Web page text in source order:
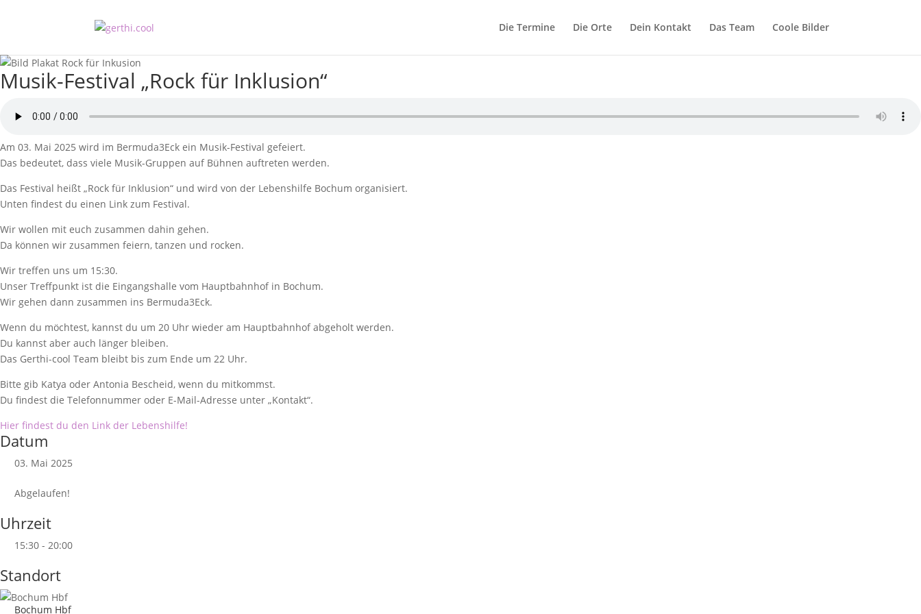
Die Termine Die Orte Dein Kontakt Das Team Coole Bilder
Musik-Festival „Rock für Inklusion“
Am 03. Mai 2025 wird im Bermuda3Eck ein Musik-Festival gefeiert.
Das bedeutet, dass viele Musik-Gruppen auf Bühnen auftreten werden.
Das Festival heißt „Rock für Inklusion“ und wird von der Lebenshilfe Bochum organisiert.
Unten findest du einen Link zum Festival.
Wir wollen mit euch zusammen dahin gehen.
Da können wir zusammen feiern, tanzen und rocken.
Wir treffen uns um 15:30.
Unser Treffpunkt ist die Eingangshalle vom Hauptbahnhof in Bochum.
Wir gehen dann zusammen ins Bermuda3Eck.
Wenn du möchtest, kannst du um 20 Uhr wieder am Hauptbahnhof abgeholt werden.
Du kannst aber auch länger bleiben.
Das Gerthi-cool Team bleibt bis zum Ende um 22 Uhr.
Bitte gib Katya oder Antonia Bescheid, wenn du mitkommst.
Du findest die Telefonnummer oder E-Mail-Adresse unter „Kontakt“.
Hier findest du den Link der Lebenshilfe!
Datum
03. Mai 2025
Abgelaufen!
Uhrzeit
15:30 - 20:00
Standort
Bochum Hbf